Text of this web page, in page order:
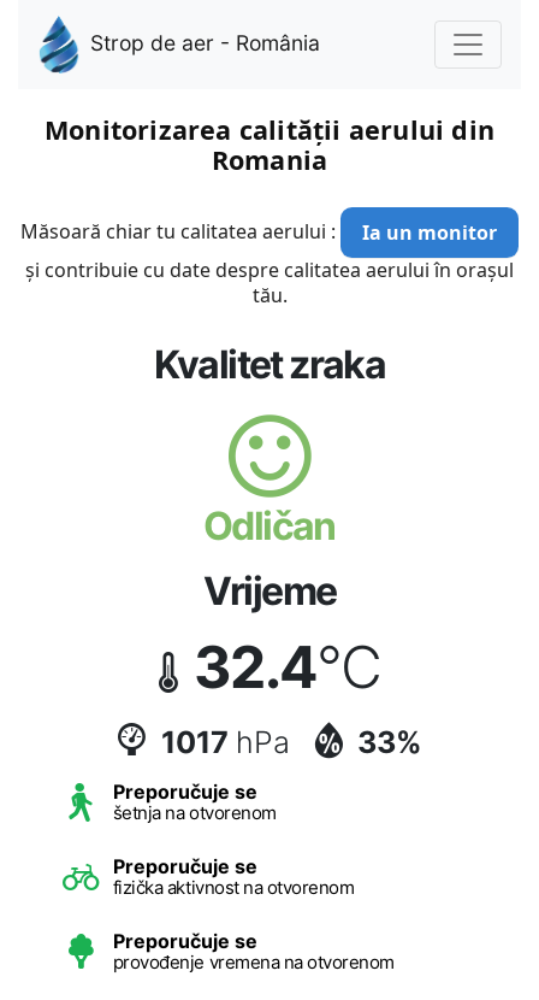
Strop de aer - România
Monitorizarea calității aerului din
Romania
Măsoară chiar tu calitatea aerului :
Ia un monitor
și contribuie cu date despre calitatea aerului în orașul
tău.
Kvalitet zraka
Odličan
Vrijeme
32.4°C
1017 hPa 33%
Preporučuje se
šetnja na otvorenom
Preporučuje se
fizička aktivnost na otvorenom
Preporučuje se
provođenje vremena na otvorenom